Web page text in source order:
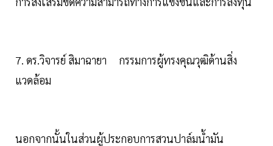
7. ดร.วิจารย์ สิมาฉายา กรรมการผู้ทรงคุณวุฒิด้านสิ่ง
แวดล้อม
นอกจากนั้นในส่วนผู้ประกอบการสวนปาล์มน้ำมัน